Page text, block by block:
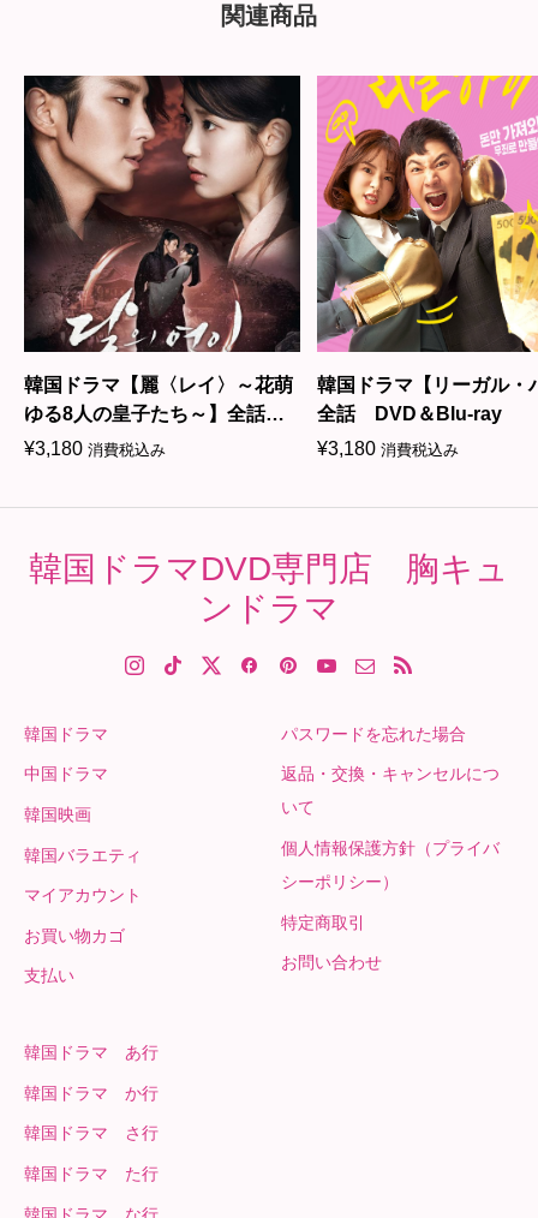
関連商品
韓国ドラマ【麗〈レイ〉～花萌
ゆる8人の皇子たち～】全話
DVD＆Blu-ray
¥3,180 消費税込み
韓国ドラマ【リーガル・
全話 DVD＆Blu-ray
¥3,180 消費税込み
韓国ドラマDVD専門店 胸キュ
ンドラマ
韓国ドラマ
中国ドラマ
韓国映画
韓国バラエティ
マイアカウント
お買い物カゴ
支払い
パスワードを忘れた場合
返品・交換・キャンセルにつ
いて
個人情報保護方針（プライバ
シーポリシー）
特定商取引
お問い合わせ
韓国ドラマ あ行
韓国ドラマ か行
韓国ドラマ さ行
韓国ドラマ た行
韓国ドラマ な行